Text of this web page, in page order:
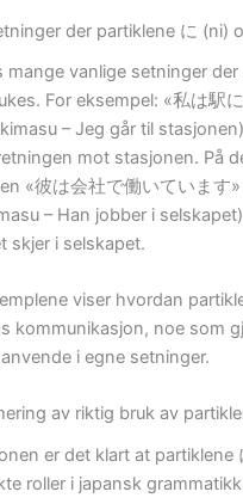
der partiklene に (ni)
mange vanlige setninger
For eksempel: «私は駅
– Jeg går til
mot stasjonen. På
«彼は会社で働いています
– Han jobber i
skjer i selskapet.
viser hvordan
kommunikasjon, noe som
i egne setninger.
av riktig bruk av
er det klart at partiklene
roller i japansk